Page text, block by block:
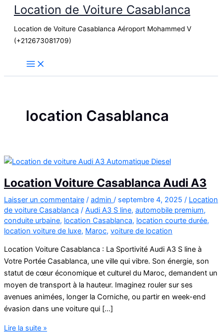
contenu
Location de Voiture Casablanca
Location de Voiture Casablanca Aéroport Mohammed V
(+212673081709)
location Casablanca
Location Voiture Casablanca Audi A3
Laisser un commentaire / admin / septembre 4, 2025 / Location
de voiture Casablanca / Audi A3 S line, automobile premium,
conduite urbaine, location Casablanca, location courte durée,
location voiture de luxe, Maroc, voiture de location
Location Voiture Casablanca : La Sportivité Audi A3 S line à
Votre Portée Casablanca, une ville qui vibre. Son énergie, son
statut de cœur économique et culturel du Maroc, demandent un
moyen de transport à la hauteur. Imaginez rouler sur ses
avenues animées, longer la Corniche, ou partir en week-end
évasion dans une voiture qui […]
Location
Lire la suite »